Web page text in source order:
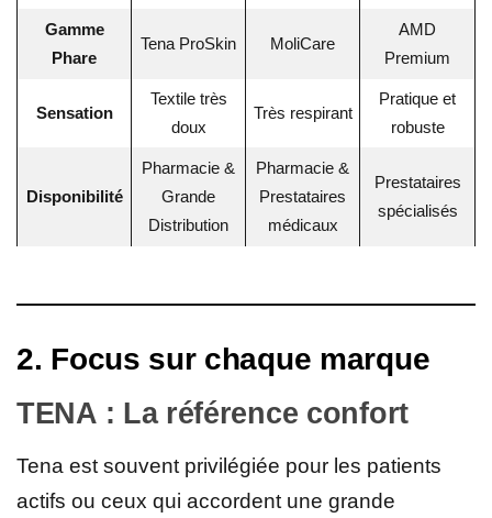
Gamme
Phare
Tena ProSkin MoliCare
AMD
Premium
Sensation
Textile très
doux
Très respirant
Pratique et
robuste
Disponibilité
Pharmacie &
Grande
Distribution
Pharmacie &
Prestataires
médicaux
Prestataires
spécialisés
2. Focus sur chaque marque
TENA : La référence confort
Tena est souvent privilégiée pour les patients
actifs ou ceux qui accordent une grande